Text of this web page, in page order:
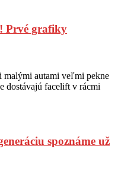
Prvé grafiky
malými autami veľmi pekne
dostávajú facelift v rácmi
spoznáme už